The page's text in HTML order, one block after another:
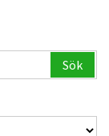
Sök